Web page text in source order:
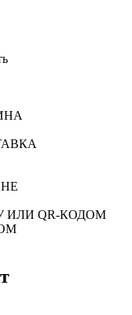
ИЛИ QR-КОДОМ